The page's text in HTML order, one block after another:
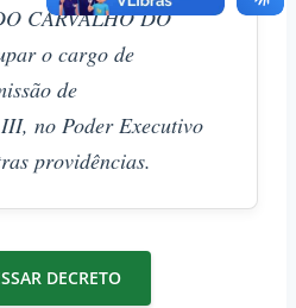
CARVALHO DO
o cargo de
de
no Poder Executivo
providências.
DECRETO